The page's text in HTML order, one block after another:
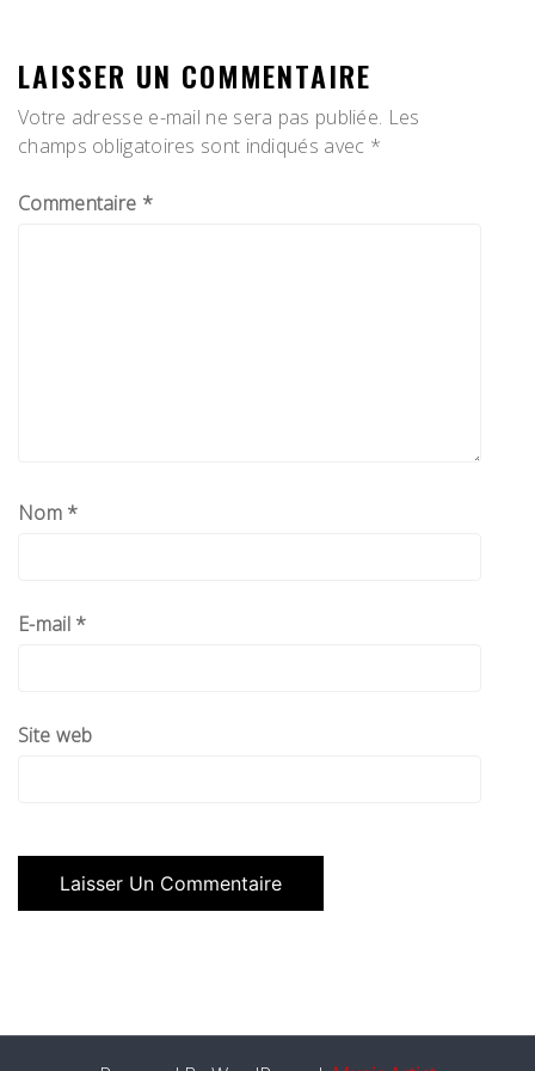
LAISSER UN COMMENTAIRE
Votre adresse e-mail ne sera pas publiée. Les
champs obligatoires sont indiqués avec *
Commentaire *
Nom *
E-mail *
Site web